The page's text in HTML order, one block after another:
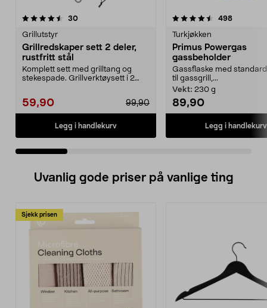
30anmeldelser
Grillutstyr
Grillredskaper sett 2 deler,
rustfritt stål
Komplett sett med grilltang og
stekespade. Grillverktøysett i 2
59,90 99,90
Legg i handlekurv
4.5 av 5 stjerner 498
Turkjøkken
Primus Powergas
gassbeholder
Gassflaske med
til gassgrill,...
Vekt: 230 g
89,90
Legg i handlekurv
4.0 av 5 stjerner
Uvanlig gode priser på vanlige ting
Sjekk prisen